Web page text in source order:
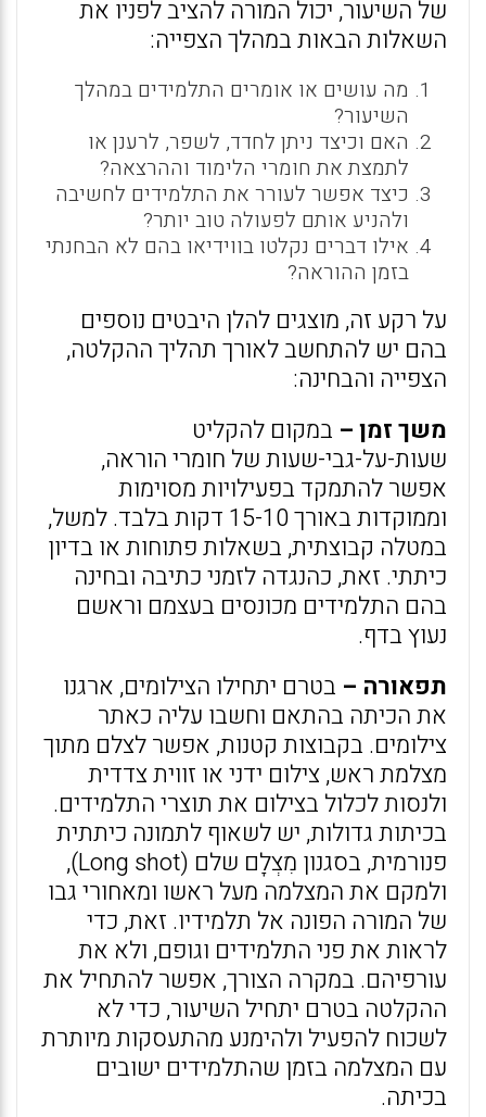
של השיעור, יכול המורה להציב לפניו את
השאלות הבאות במהלך הצפייה:
מה עושים או אומרים התלמידים במהלך
השיעור?
האם וכיצד ניתן לחדד, לשפר, לרענן או
לתמצת את חומרי הלימוד וההרצאה?
כיצד אפשר לעורר את התלמידים לחשיבה
ולהניע אותם לפעולה טוב יותר?
אילו דברים נקלטו בווידיאו בהם לא הבחנתי
בזמן ההוראה?
על רקע זה, מוצגים להלן היבטים נוספים
בהם יש להתחשב לאורך תהליך ההקלטה,
הצפייה והבחינה:
משך זמן – במקום להקליט
שעות-על-גבי-שעות של חומרי הוראה,
אפשר להתמקד בפעילויות מסוימות
וממוקדות באורך 15-10 דקות בלבד. למשל,
במטלה קבוצתית, בשאלות פתוחות או בדיון
כיתתי. זאת, כהנגדה לזמני כתיבה ובחינה
בהם התלמידים מכונסים בעצמם וראשם
נעוץ בדף.
תפאורה – בטרם יתחילו הצילומים, ארגנו
את הכיתה בהתאם וחשבו עליה כאתר
צילומים. בקבוצות קטנות, אפשר לצלם מתוך
מצלמת ראש, צילום ידני או זווית צדדית
ולנסות לכלול בצילום את תוצרי התלמידים.
בכיתות גדולות, יש לשאוף לתמונה כיתתית
פנורמית, בסגנון מִצְלָם שלם (Long shot),
ולמקם את המצלמה מעל ראשו ומאחורי גבו
של המורה הפונה אל תלמידיו. זאת, כדי
לראות את פני התלמידים וגופם, ולא את
עורפיהם. במקרה הצורך, אפשר להתחיל את
ההקלטה בטרם יתחיל השיעור, כדי לא
לשכוח להפעיל ולהימנע מהתעסקות מיותרת
עם המצלמה בזמן שהתלמידים ישובים
בכיתה.